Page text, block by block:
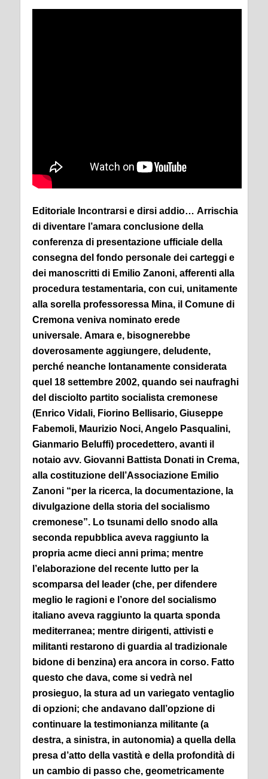
Editoriale Incontrarsi e dirsi addio… Arrischia
di diventare l’amara conclusione della
conferenza di presentazione ufficiale della
consegna del fondo personale dei carteggi e
dei manoscritti di Emilio Zanoni, afferenti alla
procedura testamentaria, con cui, unitamente
alla sorella professoressa Mina, il Comune di
Cremona veniva nominato erede
universale. Amara e, bisognerebbe
doverosamente aggiungere, deludente,
perché neanche lontanamente considerata
quel 18 settembre 2002, quando sei naufraghi
del disciolto partito socialista cremonese
(Enrico Vidali, Fiorino Bellisario, Giuseppe
Fabemoli, Maurizio Noci, Angelo Pasqualini,
Gianmario Beluffi) procedettero, avanti il
notaio avv. Giovanni Battista Donati in Crema,
alla costituzione dell’Associazione Emilio
Zanoni “per la ricerca, la documentazione, la
divulgazione della storia del socialismo
cremonese”. Lo tsunami dello snodo alla
seconda repubblica aveva raggiunto la
propria acme dieci anni prima; mentre
l’elaborazione del recente lutto per la
scomparsa del leader (che, per difendere
meglio le ragioni e l’onore del socialismo
italiano aveva raggiunto la quarta sponda
mediterranea; mentre dirigenti, attivisti e
militanti restarono di guardia al tradizionale
bidone di benzina) era ancora in corso. Fatto
questo che dava, come si vedrà nel
prosieguo, la stura ad un variegato ventaglio
di opzioni; che andavano dall’opzione di
continuare la testimonianza militante (a
destra, a sinistra, in autonomia) a quella della
presa d’atto della vastità e della profondità di
un cambio di passo che, geometricamente